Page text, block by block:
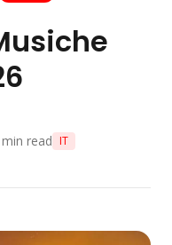
min read IT